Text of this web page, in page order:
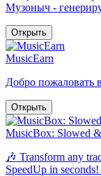
Музоныч -
Открыть
MusicEarn
Добро пожаловать
Открыть
MusicBox: Slowed
🎶 Transform any
SpeedUp in